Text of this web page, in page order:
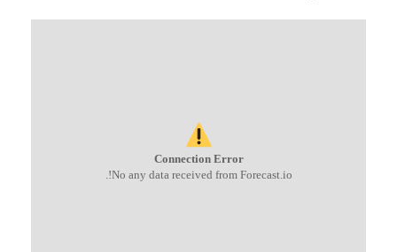
Connection Error
No any data received from Forecast.io!.